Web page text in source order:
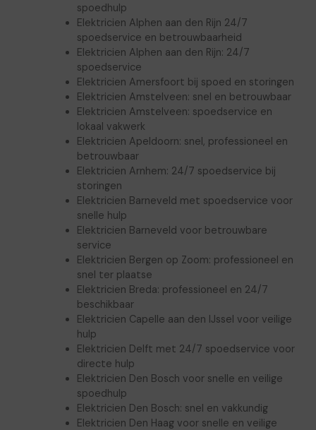
spoedhulp
Elektricien Alphen aan den Rijn 24/7
spoedservice en betrouwbaarheid
Elektricien Alphen aan den Rijn: 24/7
spoedservice
Elektricien Amersfoort bij spoed en storingen
Elektricien Amstelveen: snel en betrouwbaar
Elektricien Amstelveen: spoedservice en
lokaal vakwerk
Elektricien Apeldoorn: snel, professioneel en
betrouwbaar
Elektricien Arnhem: 24/7 spoedservice bij
storingen
Elektricien Barneveld met spoedservice voor
snelle hulp
Elektricien Barneveld voor betrouwbare
service
Elektricien Bergen op Zoom: professioneel en
snel ter plaatse
Elektricien Breda: professioneel en 24/7
beschikbaar
Elektricien Capelle aan den IJssel voor veilige
hulp
Elektricien Delft met 24/7 spoedservice voor
directe hulp
Elektricien Den Bosch voor snelle en veilige
spoedhulp
Elektricien Den Bosch: snel en vakkundig
Elektricien Den Haag voor snelle en veilige